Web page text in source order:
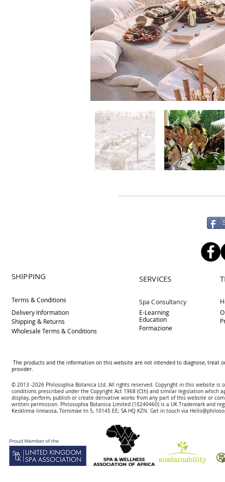
SERVICES
SHIPPING
Terms & Conditions
Spa Consultancy
Delivery Information
E-Learning
Education
Formazione
Shipping & Returns
Wholesale Terms & Conditions
The products and the information on this website are not intended to diagnose, treat
provider.
© 2013 -2026 Philosophia Botanica Ltd. All rights reserved. Copyright in this website
conditions prescribed under the Copyright Act 1968 (Cth) and similar legislation which
display, perform, publish or create derivative works from any part of this website or
written permission. Philosophia Botanica Limited (10240460) is a UK Trademark and
Kesklinna linnaosa, Tornimäe tn 5, 10145 EE; SA HQ KZN. Get in touch via